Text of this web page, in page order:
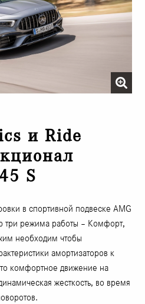
и Ride
S
в спортивной подвеске AMG
три режима работы – Комфорт,
необходим чтобы
амортизаторов к
комфортное движение на
жесткость, во время